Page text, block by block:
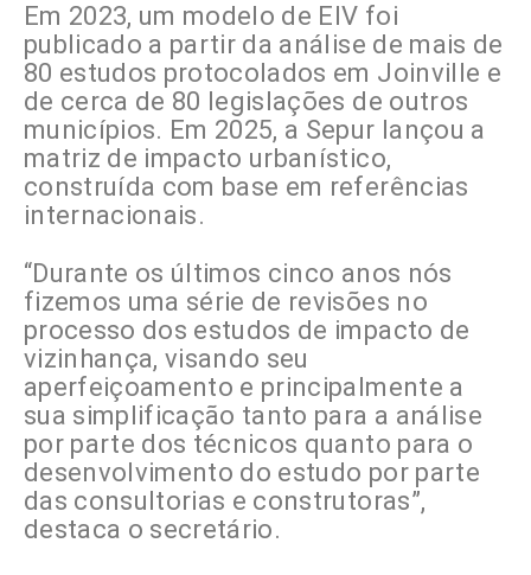
Em 2023, um modelo de EIV foi
publicado a partir da análise de mais de
80 estudos protocolados em Joinville e
de cerca de 80 legislações de outros
municípios. Em 2025, a Sepur lançou a
matriz de impacto urbanístico,
construída com base em referências
internacionais.
“Durante os últimos cinco anos nós
fizemos uma série de revisões no
processo dos estudos de impacto de
vizinhança, visando seu
aperfeiçoamento e principalmente a
sua simplificação tanto para a análise
por parte dos técnicos quanto para o
desenvolvimento do estudo por parte
das consultorias e construtoras”,
destaca o secretário.